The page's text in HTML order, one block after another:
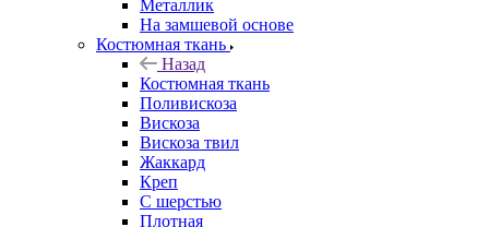
Металлик
На замшевой основе
Костюмная ткань
Назад
Костюмная ткань
Поливискоза
Вискоза
Вискоза твил
Жаккард
Креп
С шерстью
Плотная